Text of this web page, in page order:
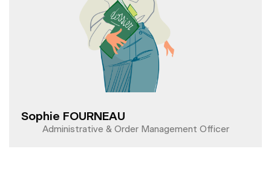
Sophie FOURNEAU
Administrative & Order Management Officer